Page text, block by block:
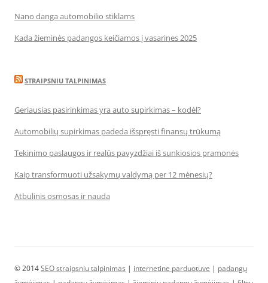
Nano danga automobilio stiklams
Kada žieminės padangos keičiamos į vasarines 2025
STRAIPSNIU TALPINIMAS
Geriausias pasirinkimas yra auto supirkimas – kodėl?
Automobilių supirkimas padeda išspręsti finansų trūkumą
Tekinimo paslaugos ir realūs pavyzdžiai iš sunkiosios pramonės
Kaip transformuoti užsakymų valdymą per 12 mėnesių?
Atbulinis osmosas ir nauda
© 2014SEO straipsniu talpinimas | internetine parduotuve | padangų